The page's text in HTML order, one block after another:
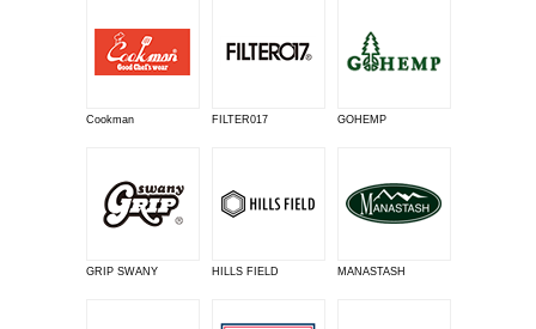
Cookman FILTER017 GOHEMP
GRIP SWANY HILLS FIELD MANASTASH